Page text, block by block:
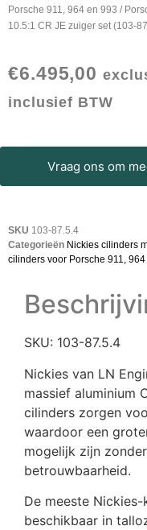
Porsche 911, 964 en 993 /
10.5:1 CR JE zuiger set (103-
€6.495,00
inclusief BTW
Vraag ons om
SKU 103-87.5.4
Categorieën Nickies cilinders
cilinders voor Porsche 911,
SKU: 103-87.5.4
Nickies van LN
massief aluminium
cilinders zorgen
waardoor een
mogelijk zijn
betrouwbaarheid.
De meeste
beschikbaar in